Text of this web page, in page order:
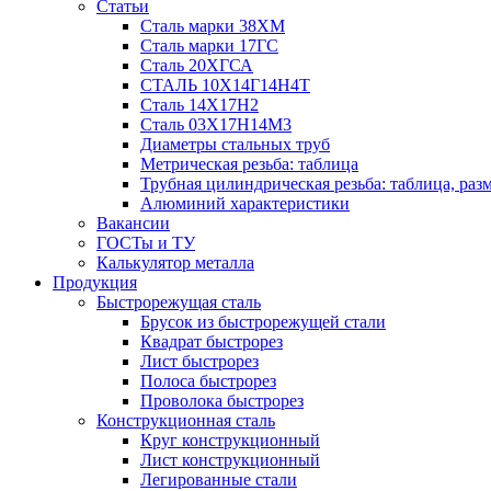
Статьи
Сталь марки 38ХМ
Сталь марки 17ГС
Сталь 20ХГСА
СТАЛЬ 10Х14Г14Н4Т
Сталь 14Х17Н2
Сталь 03Х17Н14М3
Диаметры стальных труб
Метрическая резьба: таблица
Трубная цилиндрическая резьба: таблица,
Алюминий характеристики
Вакансии
ГОСТы и ТУ
Калькулятор металла
Продукция
Быстрорежущая сталь
Брусок из быстрорежущей стали
Квадрат быстрорез
Лист быстрорез
Полоса быстрорез
Проволока быстрорез
Конструкционная сталь
Круг конструкционный
Лист конструкционный
Легированные стали